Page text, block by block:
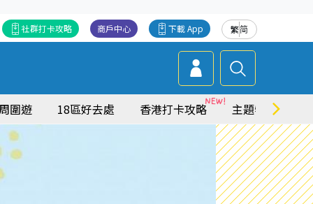
繁简
下載 App
商戶中心
社群打卡攻略
圍遊 18區好去處 香港打卡攻略 主題特集